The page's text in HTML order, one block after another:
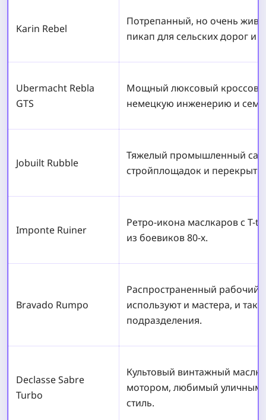
Karin Rebel
Потрепанный, но очень
пикап для сельских дорог и
Ubermacht Rebla
GTS
Мощный люксовый
немецкую инженерию и
Jobuilt Rubble
Тяжелый промышленный
стройплощадок и
Imponte Ruiner
Ретро-икона маслкаров с
из боевиков 80-х.
Bravado Rumpo
Распространенный рабочий
используют и мастера, и
подразделения.
Declasse Sabre
Turbo
Культовый винтажный
мотором, любимый
стиль.